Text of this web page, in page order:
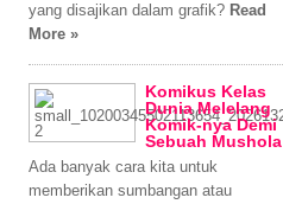
yang disajikan dalam grafik? Read
More »
Komikus Kelas
Dunia Melelang
Komik-nya Demi
Sebuah Mushola
Ada banyak cara kita untuk
memberikan sumbangan atau